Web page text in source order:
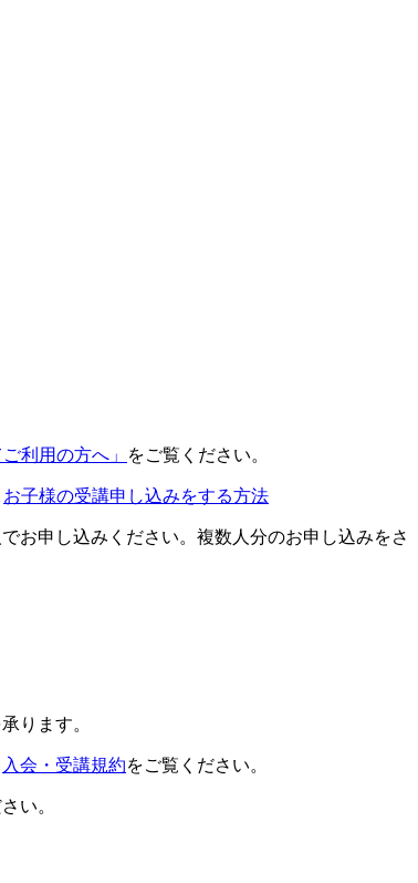
ご利用の方へ」 をご覧ください。
お子様の受講申し込みをする方法
お申し込みください。複数人分のお申し込みをさ
ります。
入会・受講規約をご覧ください。
い。